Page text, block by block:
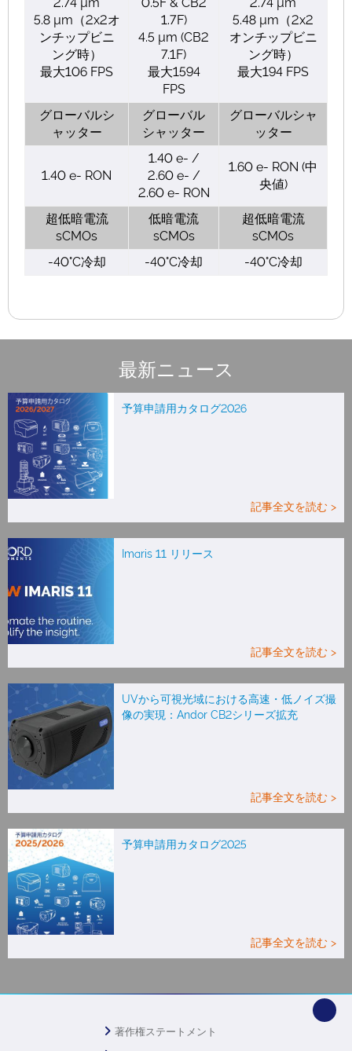
5.8 µm（2x2オ
ンチップビニ
ング時）
最大106 FPS
1.7F)
4.5 µm (CB2
7.1F)
最大1594
FPS
5.48 µm（2x2
オンチップビニ
ング時）
最大194 FPS
グローバルシ
ャッター
グローバル
シャッター
グローバルシャ
ッター
1.40 e- RON
1.40 e- /
2.60 e- /
2.60 e- RON
1.60 e- RON (中
央値)
超低暗電流
sCMOs
低暗電流
sCMOs
超低暗電流
sCMOs
-40°C冷却
-40°C冷却 -40°C冷却
最新ニュース
予算申請用カタログ2026
記事全文を読む >
Imaris 11 リリース
記事全文を読む >
UVから可視光域における高速・低ノイズ撮
像の実現：Andor CB2シリーズ拡充
記事全文を読む >
予算申請用カタログ2025
記事全文を読む >
著作権ステートメント